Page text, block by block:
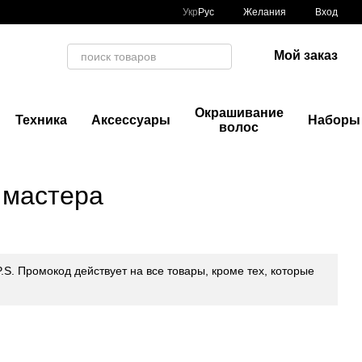
Укр Рус Желания Вход
Мой заказ
Техника Аксессуары
Окрашивание
волос
Наборы
Промокод действует на все товары, кроме тех, которые